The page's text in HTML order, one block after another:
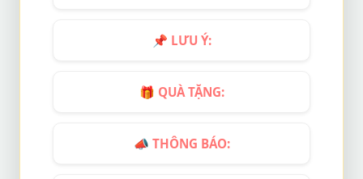
📌 LƯU Ý:
🎁 QUÀ TẶNG:
📣 THÔNG BÁO: